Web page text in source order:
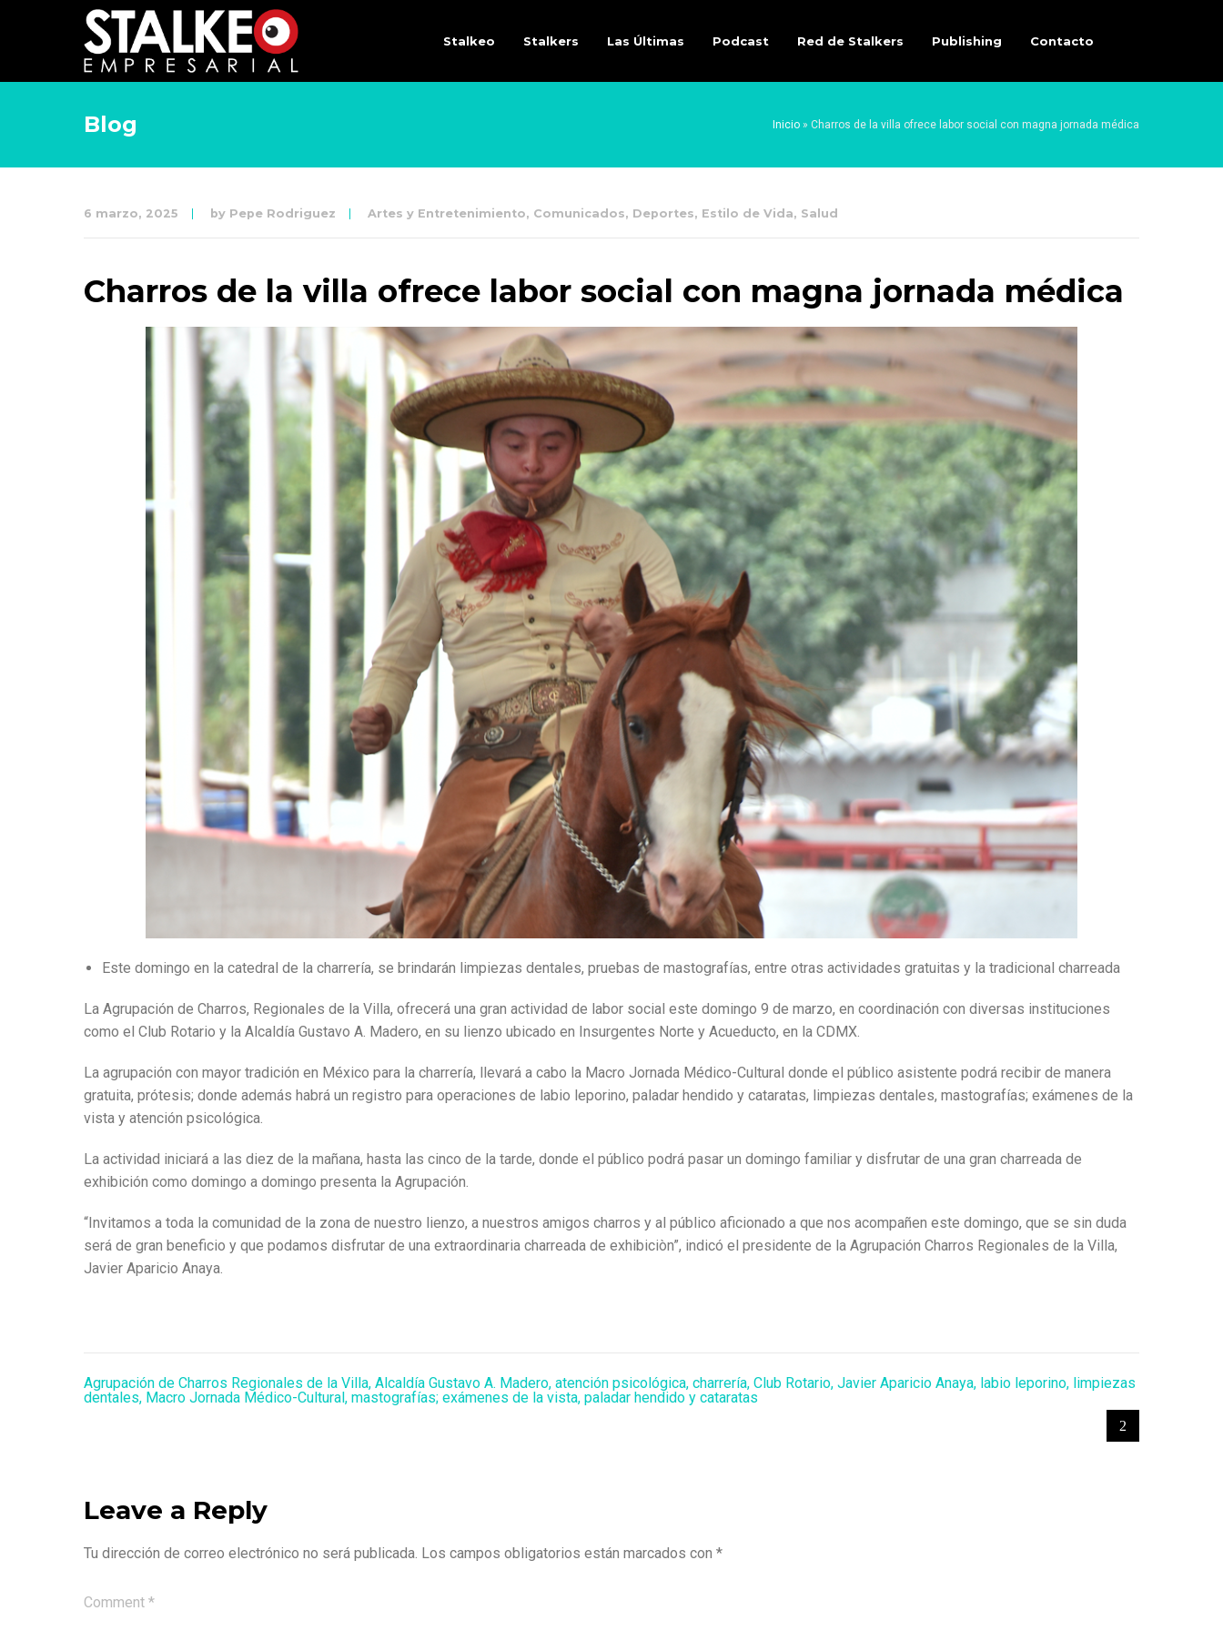
Stalkeo Stalkers Las Últimas Podcast Red de Stalkers Publishing Contacto
Blog Inicio » Charros de la villa ofrece labor social con magna jornada médica
6 marzo, 2025 by Pepe Rodriguez Artes y Entretenimiento, Comunicados, Deportes, Estilo de Vida, Salud
Charros de la villa ofrece labor social con magna jornada médica
Este domingo en la catedral de la charrería, se brindarán limpiezas dentales, pruebas de mastografías, entre otras actividades gratuitas y la tradicional charreada
La Agrupación de Charros, Regionales de la Villa, ofrecerá una gran actividad de labor social este domingo 9 de marzo, en coordinación con diversas instituciones
como el Club Rotario y la Alcaldía Gustavo A. Madero, en su lienzo ubicado en Insurgentes Norte y Acueducto, en la CDMX.
La agrupación con mayor tradición en México para la charrería, llevará a cabo la Macro Jornada Médico-Cultural donde el público asistente podrá recibir de manera
gratuita, prótesis; donde además habrá un registro para operaciones de labio leporino, paladar hendido y cataratas, limpiezas dentales, mastografías; exámenes de la
vista y atención psicológica.
La actividad iniciará a las diez de la mañana, hasta las cinco de la tarde, donde el público podrá pasar un domingo familiar y disfrutar de una gran charreada de
exhibición como domingo a domingo presenta la Agrupación.
“Invitamos a toda la comunidad de la zona de nuestro lienzo, a nuestros amigos charros y al público aficionado a que nos acompañen este domingo, que se sin duda
será de gran beneficio y que podamos disfrutar de una extraordinaria charreada de exhibiciòn”, indicó el presidente de la Agrupación Charros Regionales de la Villa,
Javier Aparicio Anaya.
Agrupación de Charros Regionales de la Villa, Alcaldía Gustavo A. Madero, atención psicológica, charrería, Club Rotario, Javier Aparicio Anaya, labio leporino, limpiezas
dentales, Macro Jornada Médico-Cultural, mastografías; exámenes de la vista, paladar hendido y cataratas
Leave a Reply
Tu dirección de correo electrónico no será publicada. Los campos obligatorios están marcados con *